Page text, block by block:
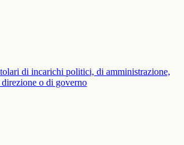
di incarichi politici, di amministrazione,
o di governo